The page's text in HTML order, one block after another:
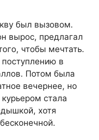
был вызовом.
вырос, предлагал
чтобы мечтать.
поступлению в
Потом была
вечернее, но
стала
хотя